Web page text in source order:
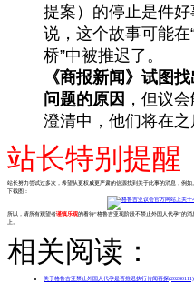
提案）的停止是件
说，这个故事可能
桥”中被推迟了。
《商报新闻》试图
问题的原因 ，但议
澄清中，他们将在之
站长特别提醒
站长努力尝试过多次，希望从更权威更严肃的信源找到关于此事的消息，例如
下截图：
所以，请所有观望者谨慎乐观的看待“格鲁吉亚现阶段不禁止外国人代孕”的
上。
相关阅读：
关于格鲁吉亚禁止外国人代孕是否推迟执行传闻再探(20240111)